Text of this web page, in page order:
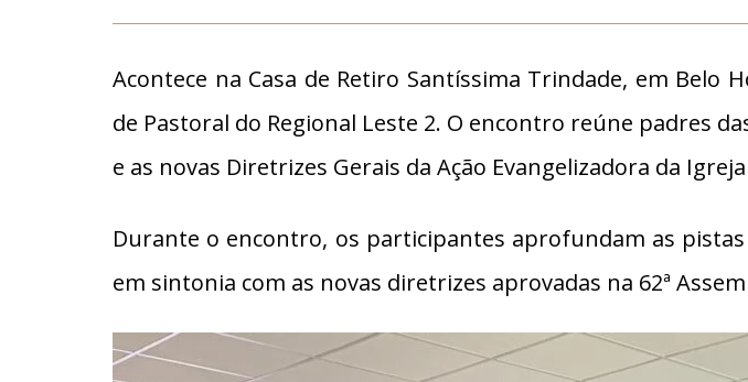
Acontece na Casa de Retiro Santíssima Trindade, em Belo
de Pastoral do Regional Leste 2. O encontro reúne padres
e as novas Diretrizes Gerais da Ação Evangelizadora da
Durante o encontro, os participantes aprofundam as
em sintonia com as novas diretrizes aprovadas na 62ª